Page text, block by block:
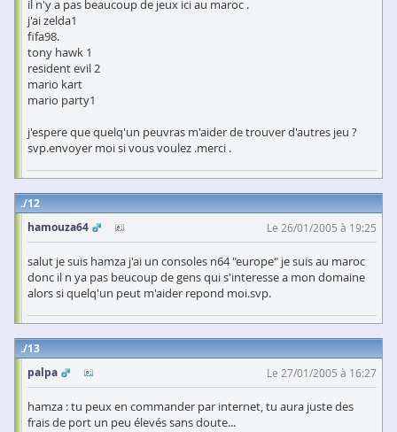
il n'y a pas beaucoup de jeux ici au maroc .
j'ai zelda1
fifa98.
tony hawk 1
resident evil 2
mario kart
mario party1
j'espere que quelq'un peuvras m'aider de trouver d'autres jeu ?
svp.envoyer moi si vous voulez .merci .
12
hamouza64
Le 26/01/2005 à 19:25
salut je suis hamza j'ai un consoles n64 "europe" je suis au maroc
donc il n ya pas beucoup de gens qui s'interesse a mon domaine
alors si quelq'un peut m'aider repond moi.svp.
13
palpa
Le 27/01/2005 à 16:27
hamza : tu peux en commander par internet, tu aura juste des
frais de port un peu élevés sans doute...